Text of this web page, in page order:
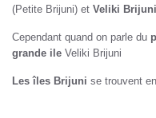
(Petite Brijuni) et Veliki Brijuni
Cependant quand on parle du
grande ile Veliki Brijuni
Les îles Brijuni se trouvent en